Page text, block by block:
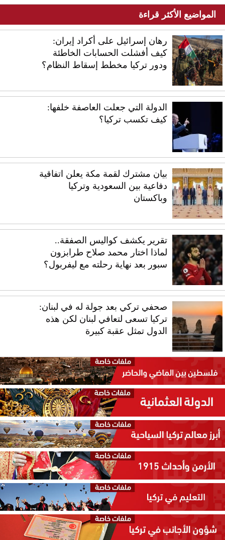
المواضيع الأكثر قراءة
رهان إسرائيل على أكراد إيران:
كيف أفشلت الحسابات الخاطئة
ودور تركيا مخطط إسقاط النظام؟
الدولة التي جعلت العاصفة خلفها:
كيف تكسب تركيا؟
بيان مشترك لقمة مكة يعلن اتفاقية
دفاعية بين السعودية وتركيا
وباكستان
تقرير يكشف كواليس الصفقة..
لماذا اختار محمد صلاح طرابزون
سبور بعد نهاية رحلته مع ليفربول؟
صحفي تركي بعد جولة له في لبنان:
تركيا تسعى لتعافي لبنان لكن هذه
الدول تمثل عقبة كبيرة